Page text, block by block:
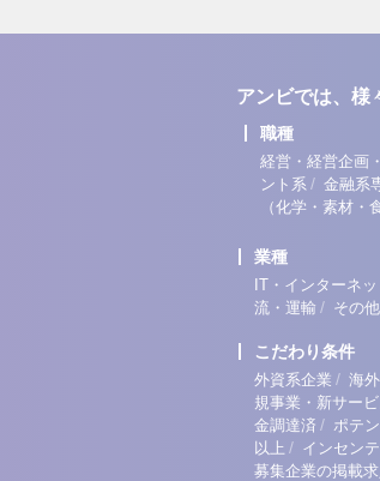
アンビでは、様
職種
経営・経営企画
ント系 / 金融系
（化学・素材・
業種
IT・インターネ
流・運輸 / その
こだわり条件
外資系企業 / 海
規事業・新サービ
金調達済 / ポテ
以上 / インセン
募集企業の掲載求